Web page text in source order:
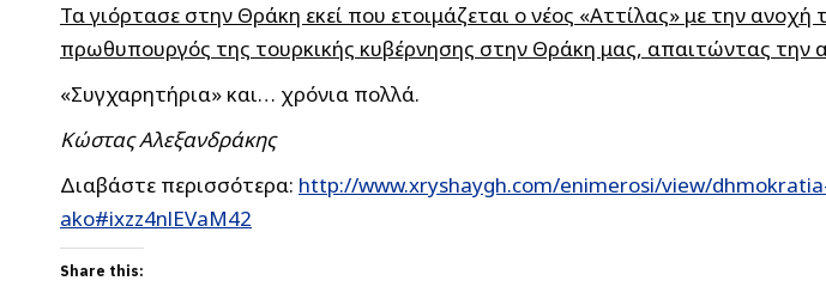
Τα γιόρτασε στην Θράκη εκεί που ετοιμάζεται ο νέος «Αττίλας» με την
πρωθυπουργός της τουρκικής κυβέρνησης στην Θράκη μας, απαιτώντας την
«Συγχαρητήρια» και… χρόνια πολλά.
Κώστας Αλεξανδράκης
Διαβάστε περισσότερα: http://www.xryshaygh.com/enimerosi/view/
ako#ixzz4nlEVaM42
Share this: